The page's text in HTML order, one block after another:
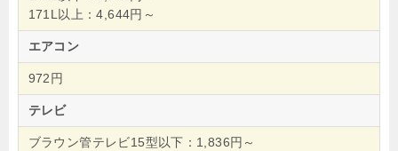
171L以上：4,644円～
エアコン
972円
テレビ
ブラウン管テレビ15型以下：1,836円～